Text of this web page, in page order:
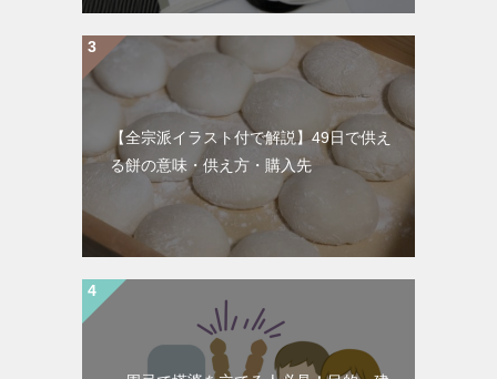
【全宗派イラスト付で解説】49日で供え
る餅の意味・供え方・購入先